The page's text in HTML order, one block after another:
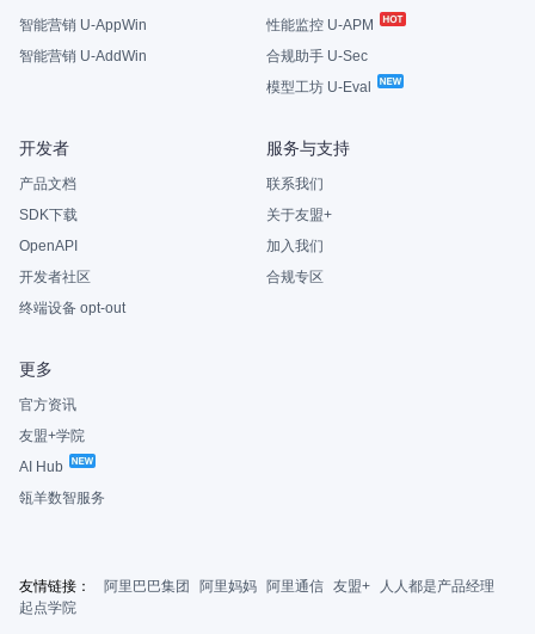
智能营销 U-AppWin
智能营销 U-AddWin
性能监控 U-APM
合规助手 U-Sec
模型工坊 U-Eval
开发者
产品文档
SDK下载
OpenAPI
开发者社区
终端设备 opt-out
服务与支持
联系我们
关于友盟+
加入我们
合规专区
更多
官方资讯
友盟+学院
AI Hub
瓴羊数智服务
友情链接： 阿里巴巴集团 阿里妈妈 阿里通信 友盟+
人人都是产品经理
起点学院